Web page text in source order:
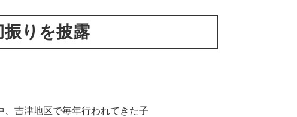
りを披露
吉津地区で毎年行われてきた子